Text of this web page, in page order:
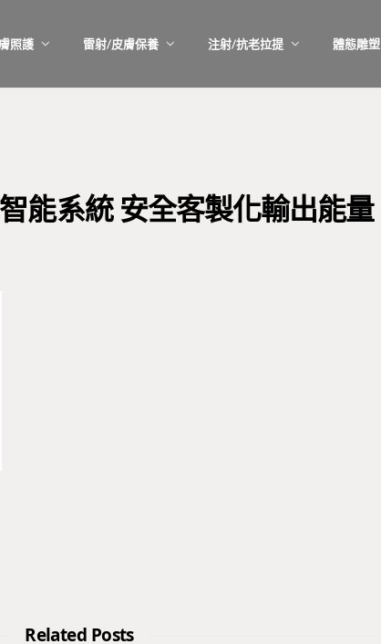
照護 雷射/皮膚保養 注射/抗老拉提 體態雕塑
能系統 安全客製化輸出能量
Related Posts